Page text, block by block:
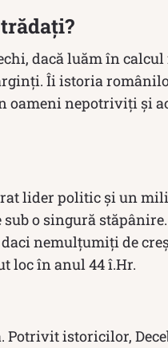
dacă luăm în
Îi istoria
oameni nepotriviți și
lider politic și un
o singură
nemulțumiți de
loc în anul 44 î.Hr.
Potrivit istoricilor,